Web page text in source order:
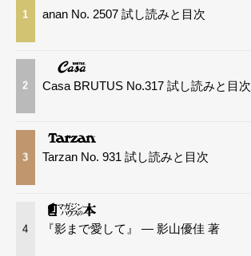
1 anan No. 2507 試し読みと目次
2 Casa BRUTUS No.317 試し読みと目次
3 Tarzan No. 931 試し読みと目次
4 『影まで愛して』 — 影山優佳 著